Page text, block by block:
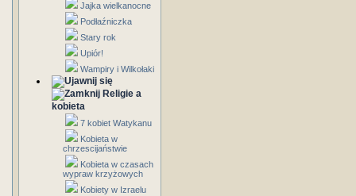
Jajka wielkanocne
Podłaźniczka
Stary rok
Upiór!
Wampiry i Wilkołaki
Religie a
kobieta
7 kobiet Watykanu
Kobieta w
chrzescijaństwie
Kobieta w czasach
wypraw krzyżowych
Kobiety w Izraelu